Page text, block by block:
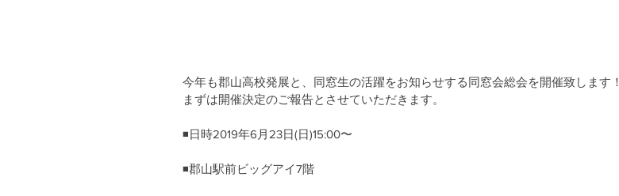
今年も郡山高校発展と、同窓生の活躍をお知らせする同窓会総会を開催致します！
まずは開催決定のご報告とさせていただきます。
◾️日時2019年6月23日(日)15:00〜
◾️郡山駅前ビッグアイ7階